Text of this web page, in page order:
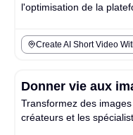
l'optimisation de la
Create AI Short Video
Donner vie aux
Transformez des
créateurs et les